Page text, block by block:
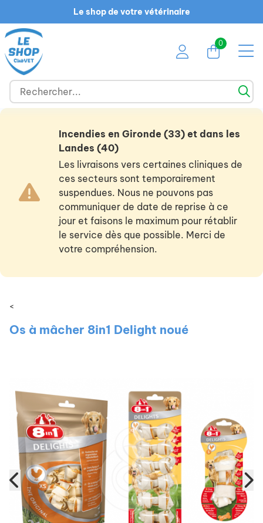
Le shop de votre vétérinaire
0
Incendies en Gironde (33) et dans les
Landes (40)
Les livraisons vers certaines cliniques de
ces secteurs sont temporairement
suspendues. Nous ne pouvons pas
communiquer de date de reprise à ce
jour et faisons le maximum pour rétablir
le service dès que possible. Merci de
votre compréhension.
<
Os à mâcher 8in1 Delight noué